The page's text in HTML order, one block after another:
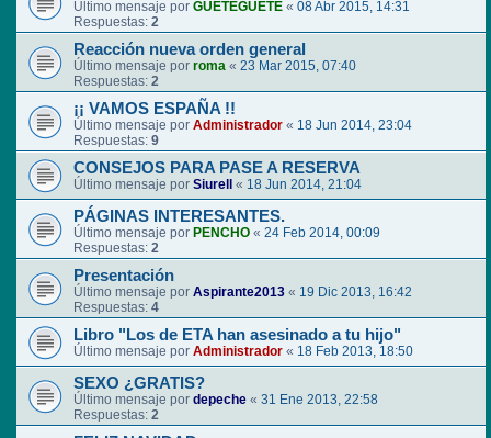
Último mensaje por GUETEGUETE « 08 Abr 2015, 14:31
Respuestas: 2
Reacción nueva orden general
Último mensaje por roma « 23 Mar 2015, 07:40
Respuestas: 2
¡¡ VAMOS ESPAÑA !!
Último mensaje por Administrador « 18 Jun 2014, 23:04
Respuestas: 9
CONSEJOS PARA PASE A RESERVA
Último mensaje por Siurell « 18 Jun 2014, 21:04
PÁGINAS INTERESANTES.
Último mensaje por PENCHO « 24 Feb 2014, 00:09
Respuestas: 2
Presentación
Último mensaje por Aspirante2013 « 19 Dic 2013, 16:42
Respuestas: 4
Libro "Los de ETA han asesinado a tu hijo"
Último mensaje por Administrador « 18 Feb 2013, 18:50
SEXO ¿GRATIS?
Último mensaje por depeche « 31 Ene 2013, 22:58
Respuestas: 2